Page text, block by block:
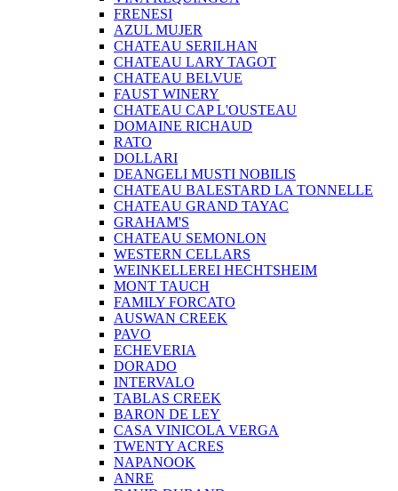
FRENESI
AZUL MUJER
CHATEAU SERILHAN
CHATEAU LARY TAGOT
CHATEAU BELVUE
FAUST WINERY
CHATEAU CAP L'OUSTEAU
DOMAINE RICHAUD
RATO
DOLLARI
DEANGELI MUSTI NOBILIS
CHATEAU BALESTARD LA TONNELLE
CHATEAU GRAND TAYAC
GRAHAM'S
CHATEAU SEMONLON
WESTERN CELLARS
WEINKELLEREI HECHTSHEIM
MONT TAUCH
FAMILY FORCATO
AUSWAN CREEK
PAVO
ECHEVERIA
DORADO
INTERVALO
TABLAS CREEK
BARON DE LEY
CASA VINICOLA VERGA
TWENTY ACRES
NAPANOOK
ANRE